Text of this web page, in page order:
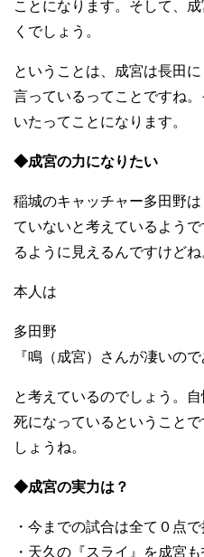
ことになります。そして、
くでしょう。
ということは、成宮は長田
言っているってことですね
いたってことになります。
◆成宮の力になりたい
稲城のキャッチャー多田野
ていないと考えているよう
るように見えるんですけどね
本人は
多田野
『鳴（成宮）さんが凄いの
と考えているのでしょう。
死になっているということ
しょうね。
◆成宮の実力は？
・今までの試合は全て０点
・天久の『スライ』を成宮